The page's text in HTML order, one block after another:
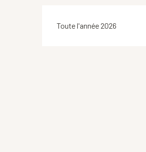
Toute l'année 2026